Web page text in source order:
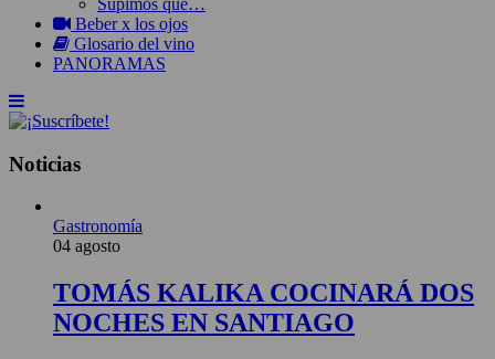
Beber x los ojos
Glosario del vino
PANORAMAS
Noticias
Gastronomía
04 agosto
TOMÁS KALIKA COCINARÁ DOS
NOCHES EN SANTIAGO